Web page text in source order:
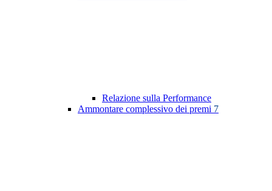
Relazione sulla Performance
Ammontare complessivo dei premi 7